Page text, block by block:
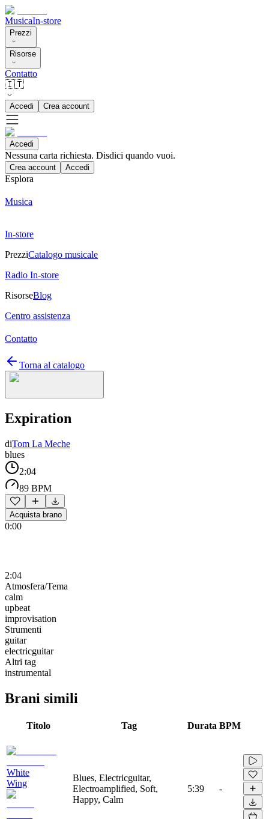
MusicaIn-store
Prezzi
Risorse
Contatto
🇮🇹
Accedi Crea account
Accedi
Nessuna carta richiesta. Disdici quando vuoi.
Crea account Accedi
Esplora
Musica
In-store
PrezziCatalogo musicale
Radio In-store
RisorseBlog
Centro assistenza
Contatto
Torna al catalogo
Expiration
diTom La Meche
blues
2:04
89 BPM
Acquista brano
0:00
2:04
Atmosfera/Tema
calm
upbeat
improvisation
Strumenti
guitar
electricguitar
Altri tag
instrumental
Brani simili
Titolo Tag Durata BPM
White
Wing
Blues, Electricguitar,
Electroamplified, Soft,
Happy, Calm
5:39 -